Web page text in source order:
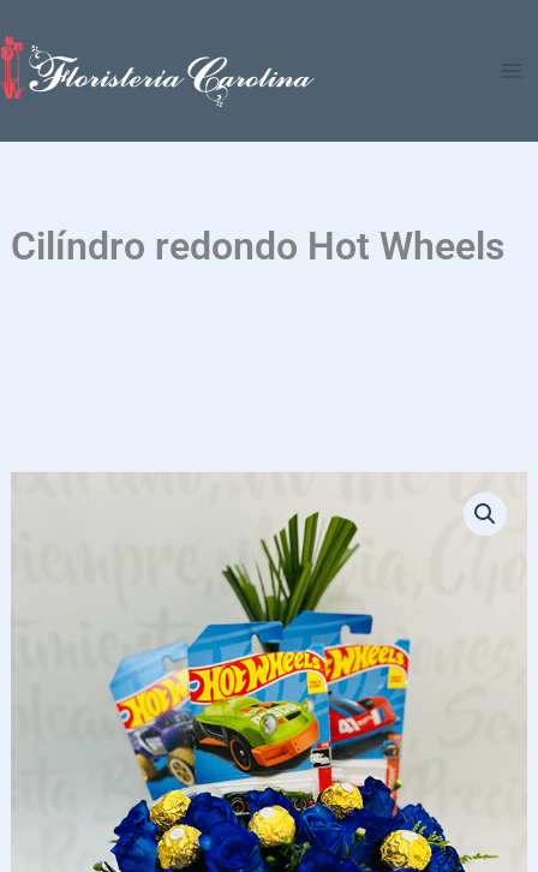
al
contenido
Cilíndro redondo Hot Wheels